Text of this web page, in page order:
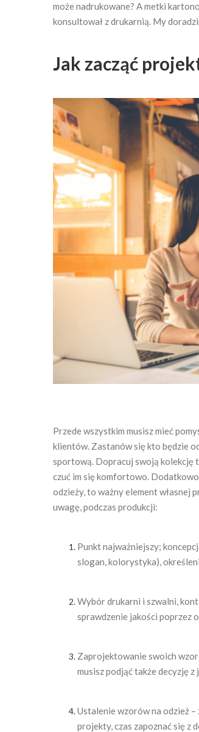
może nadrukowane? A metki
konsultował z drukarnią. My
Jak zacząć
Przede wszystkim musisz mieć
klientów. Zastanów się kto będzie
sportową. Dopracuj swoją kolekcję
czuć im się komfortowo.
odzieży, to ważny element własnej
uwagę, podczas produkcji:
Punkt najważniejszy;
slogan, kolorystyka),
Wybór drukarni i szwalni,
sprawdzenie jakości poprzez
Zaprojektowanie swoich
musisz podjąć także decyzję
Ustalenie wzorów na odzież –
projekty, czas zapoznać się z